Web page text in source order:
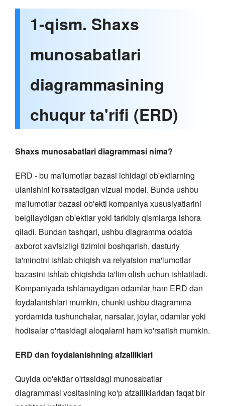
1-qism. Shaxs
munosabatlari
diagrammasining
chuqur ta'rifi (ERD)
Shaxs munosabatlari diagrammasi nima?
ERD - bu ma'lumotlar bazasi ichidagi ob'ektlarning
ulanishini ko'rsatadigan vizual model. Bunda ushbu
ma'lumotlar bazasi ob'ekti kompaniya xususiyatlarini
belgilaydigan ob'ektlar yoki tarkibiy qismlarga ishora
qiladi. Bundan tashqari, ushbu diagramma odatda
axborot xavfsizligi tizimini boshqarish, dasturiy
ta'minotni ishlab chiqish va relyatsion ma'lumotlar
bazasini ishlab chiqishda ta'lim olish uchun ishlatiladi.
Kompaniyada ishlamaydigan odamlar ham ERD dan
foydalanishlari mumkin, chunki ushbu diagramma
yordamida tushunchalar, narsalar, joylar, odamlar yoki
hodisalar o'rtasidagi aloqalarni ham ko'rsatish mumkin.
ERD dan foydalanishning afzalliklari
Quyida ob'ektlar o'rtasidagi munosabatlar
diagrammasi vositasining ko'p afzalliklaridan faqat bir